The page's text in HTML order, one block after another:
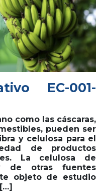
EC-001-
como las cáscaras,
pueden ser
y celulosa para el
de productos
La celulosa de
de otras fuentes
objeto de estudio